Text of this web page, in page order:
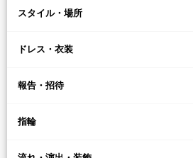
スタイル・場所
ドレス・衣装
報告・招待
指輪